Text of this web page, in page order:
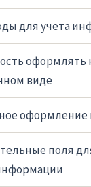
для учета
оформлять
виде
оформление
поля